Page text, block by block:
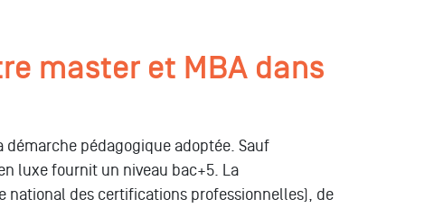
master et MBA dans
pédagogique adoptée. Sauf
luxe fournit un niveau bac+5. La
national des certifications professionnelles), de